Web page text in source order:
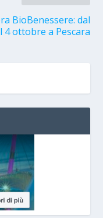
BioBenessere: dal
4 ottobre a Pescara